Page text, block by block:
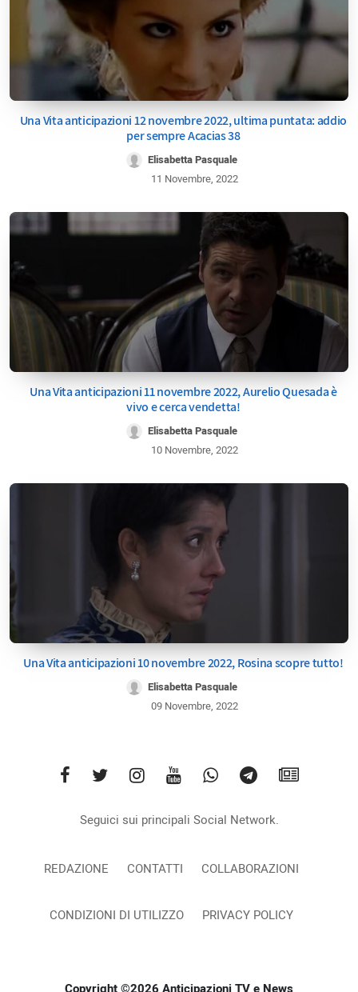
Una Vita anticipazioni 12 novembre 2022, ultima puntata: addio
per sempre Acacias 38
Elisabetta Pasquale
11 Novembre, 2022
Una Vita anticipazioni 11 novembre 2022, Aurelio Quesada è
vivo e cerca vendetta!
Elisabetta Pasquale
10 Novembre, 2022
Una Vita anticipazioni 10 novembre 2022, Rosina scopre tutto!
Elisabetta Pasquale
09 Novembre, 2022
Seguici sui principali Social Network.
REDAZIONE CONTATTI COLLABORAZIONI
CONDIZIONI DI UTILIZZO PRIVACY POLICY